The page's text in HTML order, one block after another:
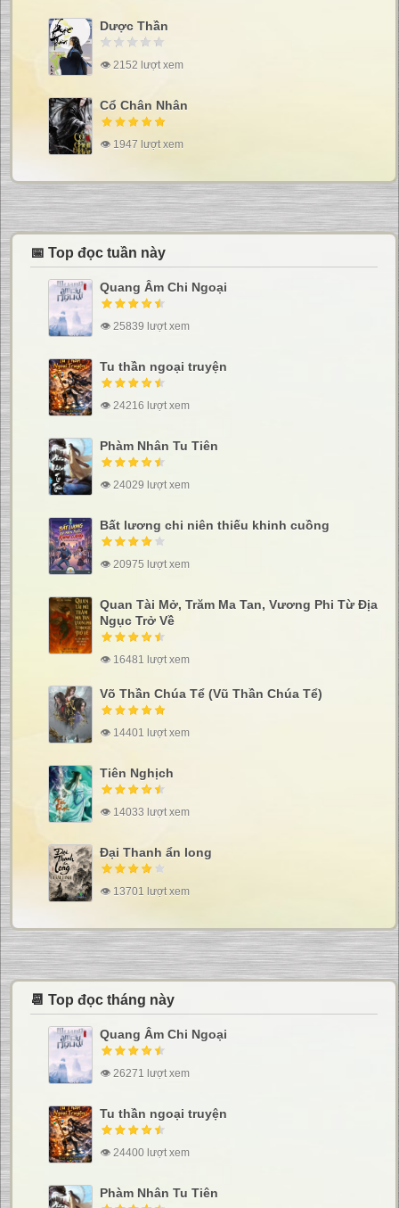
Dược Thần
👁 2152 lượt xem
Cổ Chân Nhân
👁 1947 lượt xem
📅 Top đọc tuần này
Quang Âm Chi Ngoại
👁 25839 lượt xem
Tu thần ngoại truyện
👁 24216 lượt xem
Phàm Nhân Tu Tiên
👁 24029 lượt xem
Bất lương chi niên thiếu khinh cuồng
👁 20975 lượt xem
Quan Tài Mở, Trăm Ma Tan, Vương Phi Từ Địa
Ngục Trở Về
👁 16481 lượt xem
Võ Thần Chúa Tể (Vũ Thần Chúa Tể)
👁 14401 lượt xem
Tiên Nghịch
👁 14033 lượt xem
Đại Thanh ẩn long
👁 13701 lượt xem
📆 Top đọc tháng này
Quang Âm Chi Ngoại
👁 26271 lượt xem
Tu thần ngoại truyện
👁 24400 lượt xem
Phàm Nhân Tu Tiên